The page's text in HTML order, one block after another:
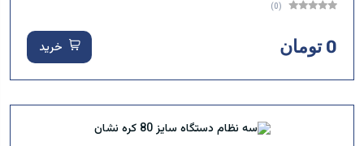
(0)
0 تومان خرید